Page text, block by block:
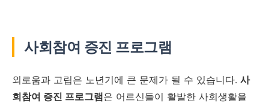
사회참여 증진 프로그램
외로움과 고립은 노년기에 큰 문제가 될 수 있습니다. 사
회참여 증진 프로그램은 어르신들이 활발한 사회생활을